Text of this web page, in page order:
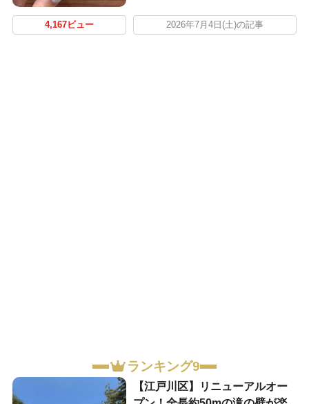
4,167ビュー 2026年7月4日(土)の記事
ランキング9
【江戸川区】リニューアルオー